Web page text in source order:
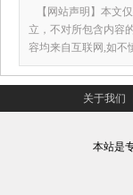
【网站声明】本文
立，不对所包含内容
容均来自互联网,如不
关于我们
本站是